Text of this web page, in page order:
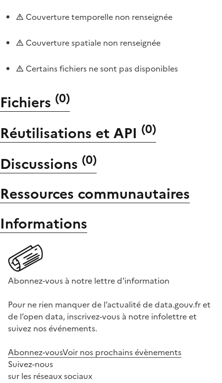
Couverture temporelle non renseignée
Couverture spatiale non renseignée
Certains fichiers ne sont pas disponibles
Fichiers (0)
Réutilisations et API (0)
Discussions (0)
Ressources communautaires
Informations
Abonnez-vous à notre lettre d'information
Pour ne rien manquer de l’actualité de data.gouv.fr et
de l’open data, inscrivez-vous à notre infolettre et
suivez nos événements.
Abonnez-vousVoir nos prochains évènements
Suivez-nous
sur les réseaux sociaux